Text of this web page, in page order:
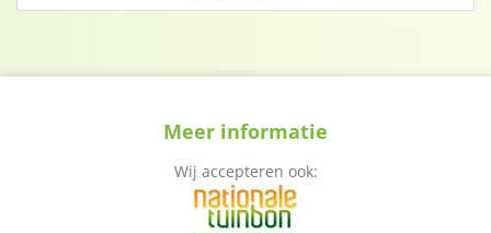
Meer informatie
Wij accepteren ook: